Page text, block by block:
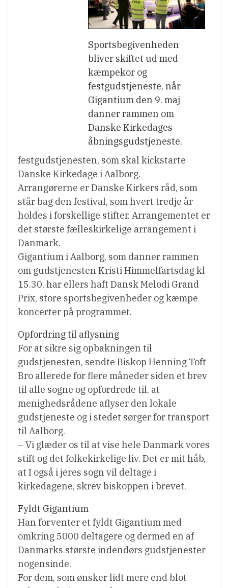
Sportsbegivenheden
bliver skiftet ud med
kæmpekor og
festgudstjeneste, når
Gigantium den 9. maj
danner rammen om
Danske Kirkedages
åbningsgudstjeneste.
festgudstjenesten, som skal kickstarte
Danske Kirkedage i Aalborg.
Arrangørerne er Danske Kirkers råd, som
står bag den festival, som hvert tredje år
holdes i forskellige stifter. Arrangementet er
det største fælleskirkelige arrangement i
Danmark.
Gigantium i Aalborg, som danner rammen
om gudstjenesten Kristi Himmelfartsdag kl
15.30, har ellers haft Dansk Melodi Grand
Prix, store sportsbegivenheder og kæmpe
koncerter på programmet.
Opfordring til aflysning
For at sikre sig opbakningen til
gudstjenesten, sendte Biskop Henning Toft
Bro allerede for flere måneder siden et brev
til alle sogne og opfordrede til, at
menighedsrådene aflyser den lokale
gudstjeneste og i stedet sørger for transport
til Aalborg.
– Vi glæder os til at vise hele Danmark vores
stift og det folkekirkelige liv. Det er mit håb,
at I også i jeres sogn vil deltage i
kirkedagene, skrev biskoppen i brevet.
Fyldt Gigantium
Han forventer et fyldt Gigantium med
omkring 5000 deltagere og dermed en af
Danmarks største indendørs gudstjenester
nogensinde.
For dem, som ønsker lidt mere end blot